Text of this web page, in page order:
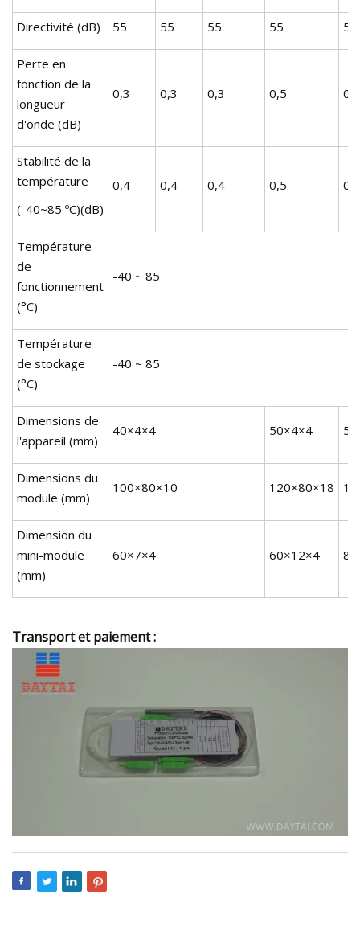
Directivité (dB) 55 55 55 55 55
Perte en
fonction de la
longueur
d'onde (dB)
0,3 0,3 0,3 0,5 0,5
Stabilité de la
température
(-40~85 ºC)(dB)
0,4 0,4 0,4 0,5 0,5
Température
de
fonctionnement
(°C)
-40 ~ 85
Température
de stockage
(°C)
-40 ~ 85
Dimensions de
l'appareil (mm)
40×4×4 50×4×4
Dimensions du
module (mm)
100×80×10 120×80×18
Dimension du
mini-module
(mm)
60×7×4 60×12×4
Transport et paiement :